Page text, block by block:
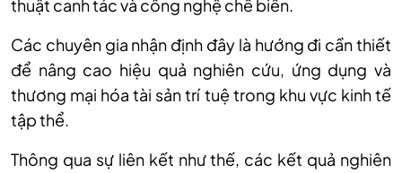
thuật canh tác và công nghệ chế biến.
Các chuyên gia nhận định đây là hướng đi cần thiết
để nâng cao hiệu quả nghiên cứu, ứng dụng và
thương mại hóa tài sản trí tuệ trong khu vực kinh tế
tập thể.
Thông qua sự liên kết như thế, các kết quả nghiên